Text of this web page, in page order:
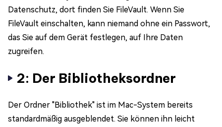
Datenschutz, dort finden Sie FileVault. Wenn Sie
FileVault einschalten, kann niemand ohne ein Passwort,
das Sie auf dem Gerät festlegen, auf Ihre Daten
zugreifen.
2: Der Bibliotheksordner
Der Ordner "Bibliothek" ist im Mac-System bereits
standardmäßig ausgeblendet. Sie können ihn leicht